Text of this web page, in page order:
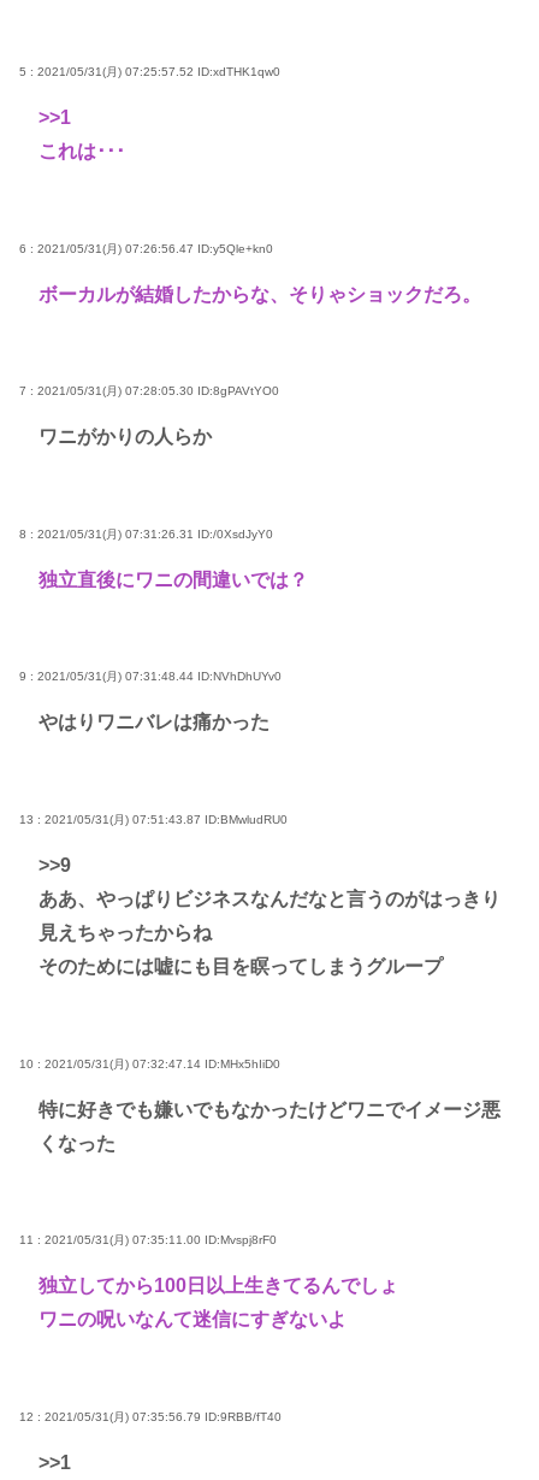
5 : 2021/05/31(月) 07:25:57.52 ID:xdTHK1qw0
>>1
これは･･･
6 : 2021/05/31(月) 07:26:56.47 ID:y5Qle+kn0
ボーカルが結婚したからな、そりゃショックだろ。
7 : 2021/05/31(月) 07:28:05.30 ID:8gPAVtYO0
ワニがかりの人らか
8 : 2021/05/31(月) 07:31:26.31 ID:/0XsdJyY0
独立直後にワニの間違いでは？
9 : 2021/05/31(月) 07:31:48.44 ID:NVhDhUYv0
やはりワニバレは痛かった
13 : 2021/05/31(月) 07:51:43.87 ID:BMwludRU0
>>9
ああ、やっぱりビジネスなんだなと言うのがはっきり
見えちゃったからね
そのためには嘘にも目を瞑ってしまうグループ
10 : 2021/05/31(月) 07:32:47.14 ID:MHx5hIiD0
特に好きでも嫌いでもなかったけどワニでイメージ悪
くなった
11 : 2021/05/31(月) 07:35:11.00 ID:Mvspj8rF0
独立してから100日以上生きてるんでしょ
ワニの呪いなんて迷信にすぎないよ
12 : 2021/05/31(月) 07:35:56.79 ID:9RBB/fT40
>>1